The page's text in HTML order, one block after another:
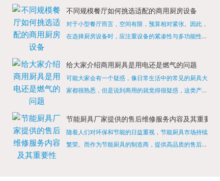
缺少的，经过相关检测证明的合格设备才能进行使用，
不同规模餐厅如何挑选适配的商用厨房设备
对于小型餐厅而言，空间有限，预算相对紧张。因此，
在选择厨房设备时，应注重设备的紧凑性与多功能性。
烹饪设备，既能节省空间，又能满足多样化的烹饪需
给大家介绍商用厨具是用电还是燃气的问题
可能大家会有一个疑惑，像日常生活中的常见的厨具大
家都很熟悉，但是说到商用的就觉得很疑惑，这类产品
店用的就是商用的吗?还真别说，真被大家猜对了，这
节能厨具厂家提供的售后维修服务内容及其重要性
随着人们对环保和节能的日益重视，节能厨具市场持续
繁荣。而作为节能厨具的制造商，提供高品质的售后维